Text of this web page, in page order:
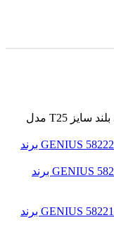
آچار آلن ستاره ای بلند سایز T25 مدل
آچار آلن ستاره ای بلند سایز T20 مدل GENIUS 582220L برند